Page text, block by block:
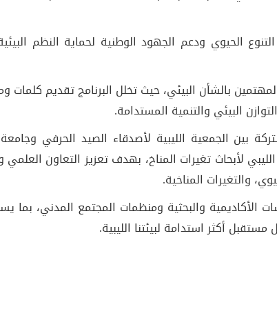
الحيوي ودعم الجهود الوطنية لحماية النظم
بالشأن البيئي، حيث تخلل البرنامج تقديم كلمات
البيئي والتنمية المستدامة.
بين الجمعية الليبية لأصدقاء الصيد الحرفي وجامعة
لأبحاث تغيرات المناخ، بهدف تعزيز التعاون العلمي
والتغيرات المناخية.
الأكاديمية والبحثية ومنظمات المجتمع المدني، بما
أكثر استدامة لبيئتنا الليبية.